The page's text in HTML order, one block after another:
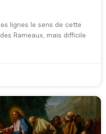
lignes le sens de cette
Rameaux, mais difficile